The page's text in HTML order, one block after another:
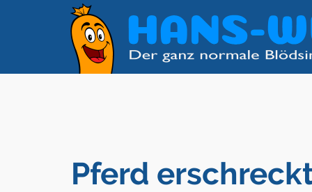
Pferd